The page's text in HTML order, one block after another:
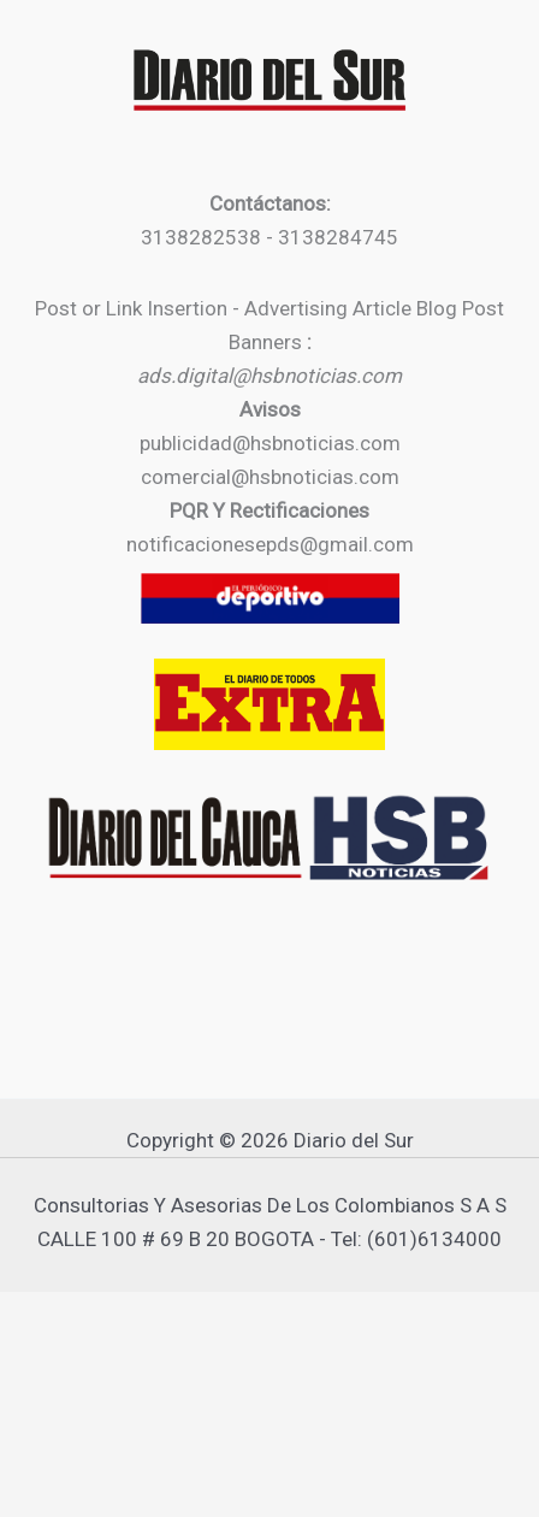
Contáctanos:
3138282538 - 3138284745
Post or Link Insertion - Advertising Article Blog Post
Banners :
ads.digital@hsbnoticias.com
Avisos
publicidad@hsbnoticias.com
comercial@hsbnoticias.com
PQR Y Rectificaciones
notificacionesepds@gmail.com
Copyright © 2026 Diario del Sur
Consultorias Y Asesorias De Los Colombianos S A S
CALLE 100 # 69 B 20 BOGOTA - Tel: (601)6134000